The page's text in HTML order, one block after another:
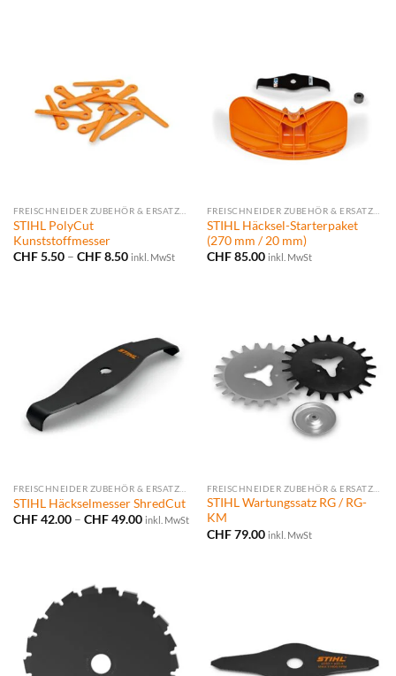
STIHL PolyCut
Kunststoffmesser
CHF5.50 – CHF8.50Preisspanne:
inkl. MwSt
STIHL Häcksel-Starterpaket
(270 mm / 20 mm)
CHF85.00 inkl. MwSt
STIHL Häckselmesser ShredCut
CHF42.00 – CHF49.00Preisspanne:
inkl. MwSt
STIHL Wartungssatz RG / RG-
KM
CHF79.00 inkl. MwSt